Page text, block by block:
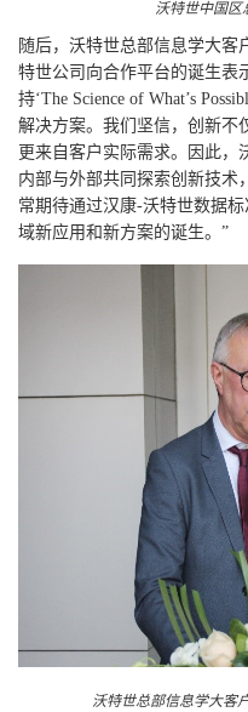
沃特世中国区
随后，沃特世总部信息学大客
特世公司向合作平台的诞生表
持‘The Science of What’s
解决方案。我们坚信，创新不
更来自客户实际需求。因此，
内部与外部共同探索创新技术
常期待通过汉康-沃特世数据
域新应用和新方案的诞生。”
沃特世总部信息学大客